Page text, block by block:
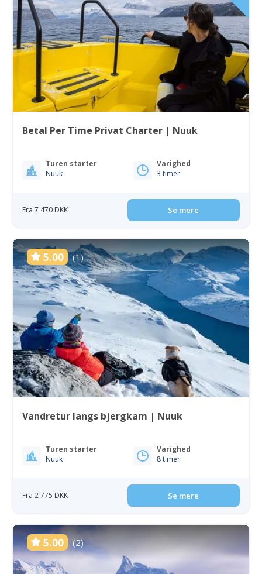
Betal Per Time Privat Charter | Nuuk
Turen starter
Nuuk
Varighed
3 timer
Fra 7 470 DKK Se mere
5.00 (1)
Vandretur langs bjergkam | Nuuk
Turen starter
Nuuk
Varighed
8 timer
Fra 2 775 DKK Se mere
5.00 (2)